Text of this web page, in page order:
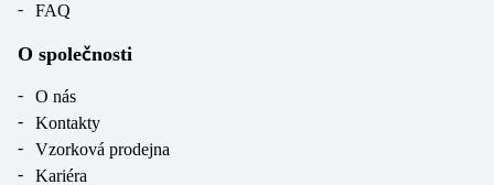
FAQ
O společnosti
O nás
Kontakty
Vzorková prodejna
Kariéra